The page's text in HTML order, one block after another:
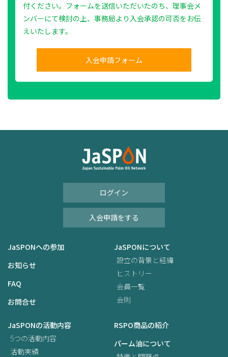
付ください。フォームを送信いただいたのち、理事会メ
ンバーにて検討の上、事務局より入会承認の可否をお伝
えいたします。
入会申請フォーム
ログイン
入会申請をする
JaSPONへの参加
お知らせ
FAQ
お問合せ
JaSPONについて
設立の背景と経緯
ヒストリー
会員一覧
会則
JaSPONの活動内容
5つの活動内容
活動実績
RSPO商品の紹介
パーム油について